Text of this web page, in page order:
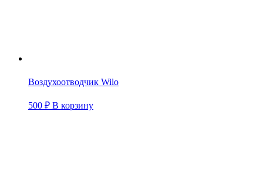
Воздухоотводчик Wilo
500 ₽ В корзину